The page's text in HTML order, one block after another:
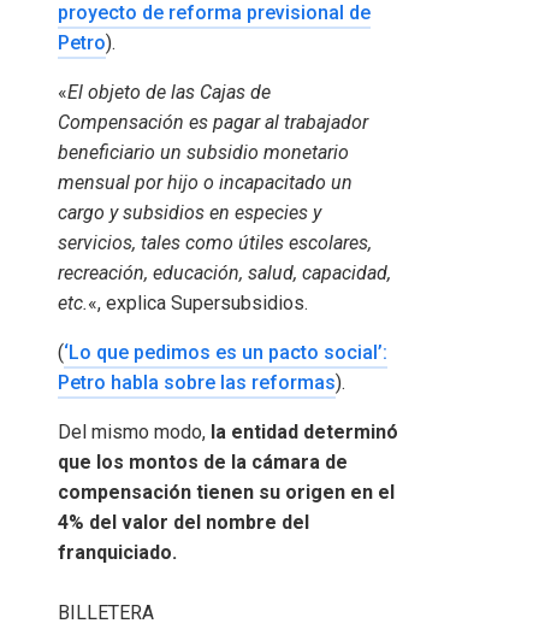
proyecto de reforma previsional de
Petro).
«El objeto de las Cajas de
Compensación es pagar al trabajador
beneficiario un subsidio monetario
mensual por hijo o incapacitado un
cargo y subsidios en especies y
servicios, tales como útiles escolares,
recreación, educación, salud, capacidad,
etc.«, explica Supersubsidios.
(‘Lo que pedimos es un pacto social’:
Petro habla sobre las reformas).
Del mismo modo, la entidad determinó
que los montos de la cámara de
compensación tienen su origen en el
4% del valor del nombre del
franquiciado.
BILLETERA